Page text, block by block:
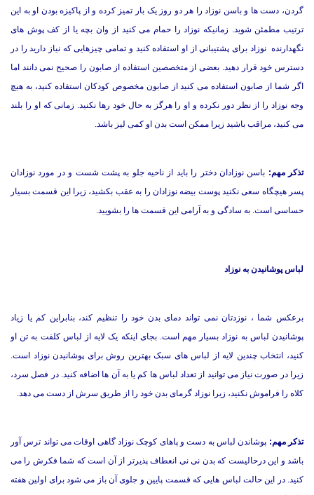
گردن، دست ها و باسن نوزاد را هر دو روز یک بار تمیز کرده و از پاکیزه بودن او به این
ترتیب مطمئن شوید. زمانیکه نوزاد را حمام می کنید از وان بچه یا از کف پوش های
نگهدارنده نوزاد برای پشتیبانی از او استفاده کنید و تمامی چیزهایی که نیاز دارید را در
دسترس خود قرار دهید. بعضی از متخصصین استفاده از صابون را صحیح نمی دانند اما
اگر شما از صابون استفاده می کنید از صابون مخصوص کودکان استفاده کنید، به هیچ
وجه نوزاد را از نظر دور نکرده و او را هرگز به حال خود رها نکنید. زمانی که او را بلند
می کنید، مراقب باشید زیرا ممکن است بدن او کمی لیز باشد.
تذکر مهم: باسن نوزادان دختر را باید از ناحیه جلو به پشت شست و در مورد نوزادان
پسر هیچگاه سعی نکنید پوست بیضه نوزادان را به عقب بکشید، زیرا این قسمت بسیار
حساسی است. به سادگی و به آرامی این قسمت ها را بشویید.
لباس پوشانیدن به نوزاد
برعکس شما ، نوزدتان نمی تواند دمای بدن خود را تنظیم کند، بنابراین کم یا زیاد
پوشانیدن لباس به نوزاد بسیار مهم است. بجای اینکه یک لایه از لباس کلفت به تن او
کنید، انتخاب چندین لایه از لباس های سبک بهترین روش برای پوشانیدن نوزاد است.
زیرا در صورت نیاز می توانید از تعداد لباس ها کم یا به آن ها اضافه کنید. در فصل سرد،
کلاه را فراموش نکنید، زیرا نوزاد گرمای بدن خود را از طریق سرش از دست می دهد.
تذکر مهم: پوشاندن لباس به دست و پاهای کوچک نوزاد گاهی اوقات می تواند ترس آور
باشد و این درحالیست که بدن نی نی انعطاف پذیرتر از آن است که شما فکرش را می
کنید. در این حالت لباس هایی که قسمت پایین و جلوی آن باز می شود برای اولین هفته